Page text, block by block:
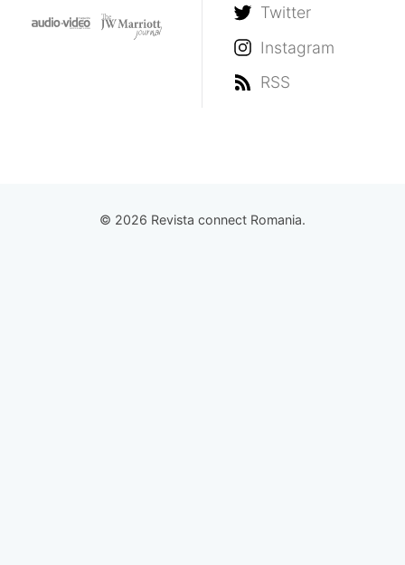
Twitter
Instagram
RSS
© 2026 Revista connect Romania.